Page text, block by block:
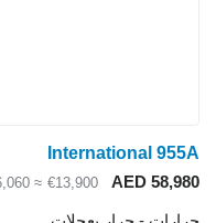
International
AED
€13,900
≈ $16,060